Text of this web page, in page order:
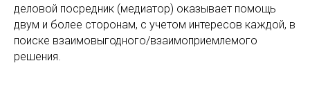
деловой посредник (медиатор) оказывает помощь
двум и более сторонам, с учетом интересов каждой, в
поиске взаимовыгодного/взаимоприемлемого
решения.